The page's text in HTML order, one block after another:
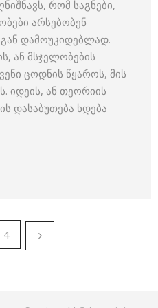
რომ საგნები,
არსებობენ
დამოუკიდებლად.
ან მსჯელობების
ცოდნის წყაროს, მის
იდეის, ან თეორიის
დასაბუთება ხდება
4